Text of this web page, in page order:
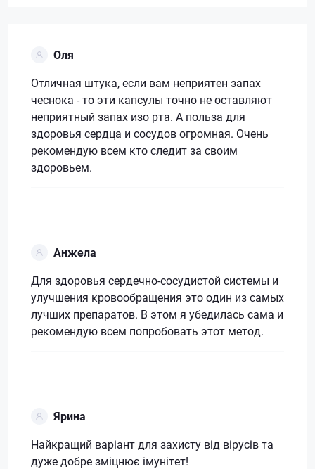
Оля
Отличная штука, если вам неприятен запах
чеснока - то эти капсулы точно не оставляют
неприятный запах изо рта. А польза для
здоровья сердца и сосудов огромная. Очень
рекомендую всем кто следит за своим
здоровьем.
Анжела
Для здоровья сердечно-сосудистой системы и
улучшения кровообращения это один из самых
лучших препаратов. В этом я убедилась сама и
рекомендую всем попробовать этот метод.
Ярина
Найкращий варіант для захисту від вірусів та
дуже добре зміцнює імунітет!